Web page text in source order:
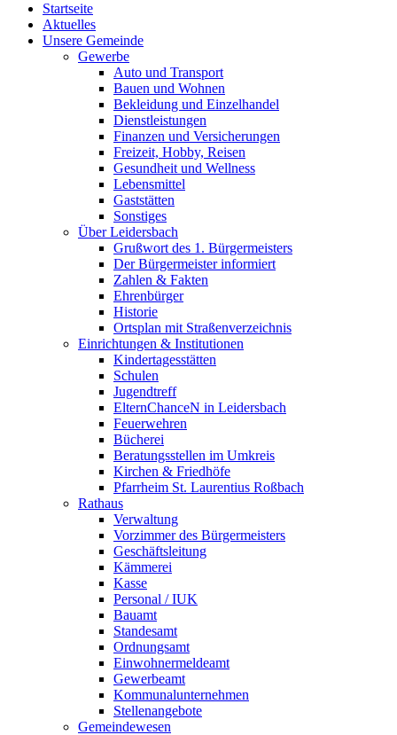
Startseite
Aktuelles
Unsere Gemeinde
Gewerbe
Auto und Transport
Bauen und Wohnen
Bekleidung und Einzelhandel
Dienstleistungen
Finanzen und Versicherungen
Freizeit, Hobby, Reisen
Gesundheit und Wellness
Lebensmittel
Gaststätten
Sonstiges
Über Leidersbach
Grußwort des 1. Bürgermeisters
Der Bürgermeister informiert
Zahlen & Fakten
Ehrenbürger
Historie
Ortsplan mit Straßenverzeichnis
Einrichtungen & Institutionen
Kindertagesstätten
Schulen
Jugendtreff
ElternChanceN in Leidersbach
Feuerwehren
Bücherei
Beratungsstellen im Umkreis
Kirchen & Friedhöfe
Pfarrheim St. Laurentius Roßbach
Rathaus
Verwaltung
Vorzimmer des Bürgermeisters
Geschäftsleitung
Kämmerei
Kasse
Personal / IUK
Bauamt
Standesamt
Ordnungsamt
Einwohnermeldeamt
Gewerbeamt
Kommunalunternehmen
Stellenangebote
Gemeindewesen